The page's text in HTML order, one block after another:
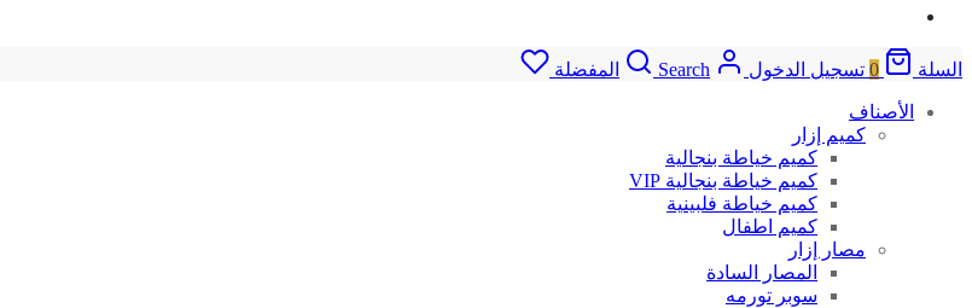
السلة 0 تسجيل الدخول Search المفضلة
الأصناف
كميم إزار
كميم خياطة بنجالية
كميم خياطة بنجالية VIP
كميم خياطة فلبينية
كميم اطفال
مصار إزار
المصار السادة
سوبر تورمه